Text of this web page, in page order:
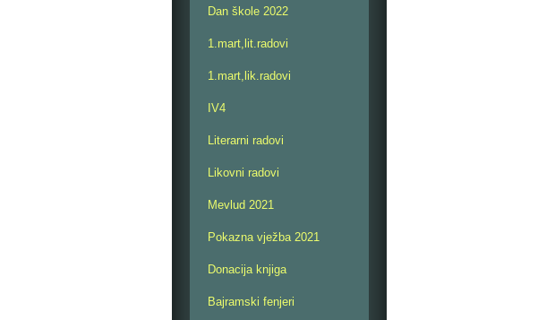
Dan škole 2022
1.mart,lit.radovi
1.mart,lik.radovi
IV4
Literarni radovi
Likovni radovi
Mevlud 2021
Pokazna vježba 2021
Donacija knjiga
Bajramski fenjeri